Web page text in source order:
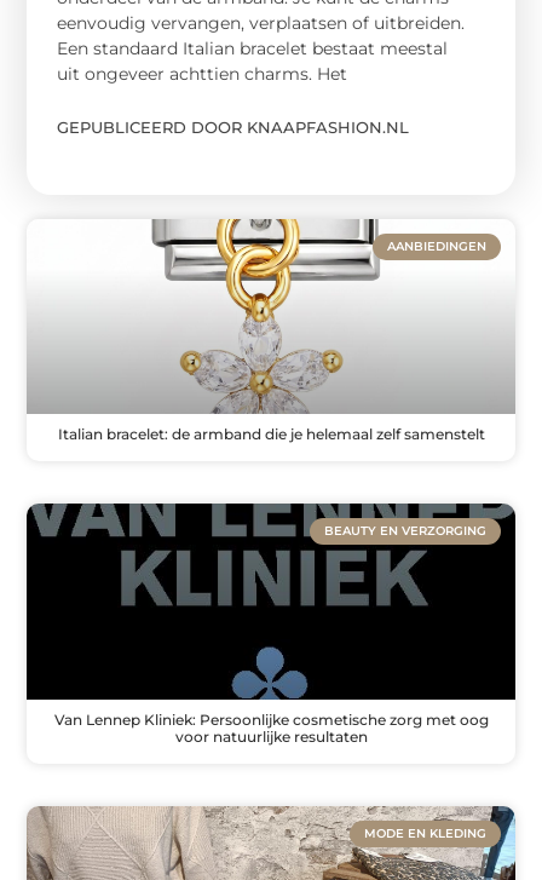
eenvoudig vervangen, verplaatsen of uitbreiden.
Een standaard Italian bracelet bestaat meestal
uit ongeveer achttien charms. Het
GEPUBLICEERD DOOR KNAAPFASHION.NL
AANBIEDINGEN
Italian bracelet: de armband die je helemaal zelf samenstelt
BEAUTY EN VERZORGING
Van Lennep Kliniek: Persoonlijke cosmetische zorg met oog
voor natuurlijke resultaten
MODE EN KLEDING